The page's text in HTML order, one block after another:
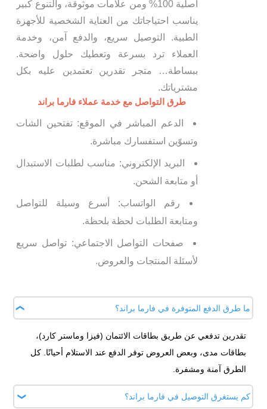
أصلية 100% ومن علامات موثوقة، والتنوع كبير
يناسب احتياجاتك من العناية الشخصية للأجهزة
الطبية. التوصيل سريع، والدفع آمن، وخدمة
العملاء ترد بسرعة وتعطيك حلول واضحة.
ببساطة… متجر تقدرين تعتمدين عليه بكل
مشترياتك.
طرق التواصل مع خدمة عملاء فارما براند
الدعم المباشر في الموقع: تفتحين الشات
وتسوّين استفسارك مباشرة.
البريد الإلكتروني: مناسب لطلبات الاستبدال
أو متابعة الشحن.
رقم الواتساب: أسرع وسيلة للتواصل
ومتابعة الطلبات لحظة بلحظة.
صفحات التواصل الاجتماعي: تواصل سريع
لأسئلة المنتجات والعروض.
ما طرق الدفع المتوفرة في فارما براند؟
تقدرين تدفعي عن طريق بطاقات الائتمان (فيزا وماستر كارد)،
بطاقات مدى، وبعض العروض توفر الدفع عند الاستلام أحيانًا. كل
الطرق آمنة ومشفرة.
كم يستغرق التوصيل في فارما براند؟